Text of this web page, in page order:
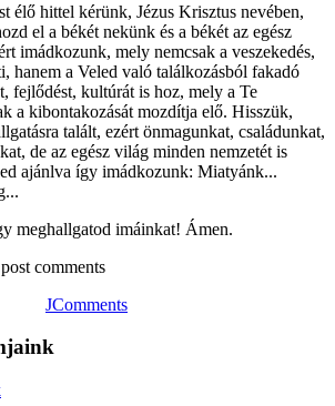
élő hittel kérünk, Jézus Krisztus nevében,
el a békét nekünk és a békét az egész
imádkozunk, mely nemcsak a veszekedés,
hanem a Veled való találkozásból fakadó
fejlődést, kultúrát is hoz, mely a Te
a kibontakozását mozdítja elő. Hisszük,
talált, ezért önmagunkat, családunkat,
de az egész világ minden nemzetét is
ajánlva így imádkozunk: Miatyánk...
meghallgatod imáinkat! Ámen.
comments
JComments